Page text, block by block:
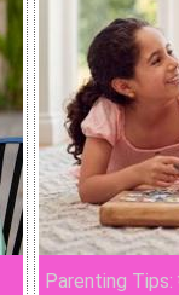
Parenting Tips: